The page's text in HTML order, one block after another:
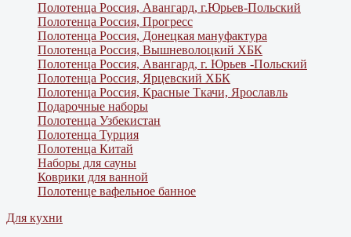
Полотенца Россия, Авангард, г.Юрьев-Польский
Полотенца Россия, Прогресс
Полотенца Россия, Донецкая мануфактура
Полотенца Россия, Вышневолоцкий ХБК
Полотенца Россия, Авангард, г. Юрьев -Польский
Полотенца Россия, Ярцевский ХБК
Полотенца Россия, Красные Ткачи, Ярославль
Подарочные наборы
Полотенца Узбекистан
Полотенца Турция
Полотенца Китай
Наборы для сауны
Коврики для ванной
Полотенце вафельное банное
Для кухни